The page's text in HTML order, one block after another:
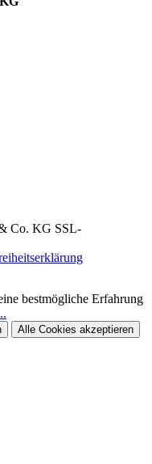
Co. KG SSL-
bestmögliche Erfahrung
Alle Cookies akzeptieren